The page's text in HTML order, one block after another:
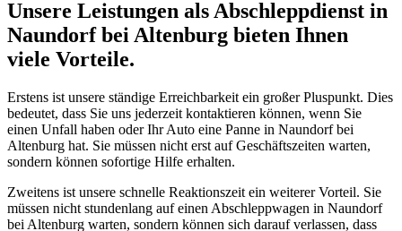
Unsere Leistungen als Abschleppdienst in
Naundorf bei Altenburg bieten Ihnen
viele Vorteile.
Erstens ist unsere ständige Erreichbarkeit ein großer Pluspunkt. Dies
bedeutet, dass Sie uns jederzeit kontaktieren können, wenn Sie
einen Unfall haben oder Ihr Auto eine Panne in Naundorf bei
Altenburg hat. Sie müssen nicht erst auf Geschäftszeiten warten,
sondern können sofortige Hilfe erhalten.
Zweitens ist unsere schnelle Reaktionszeit ein weiterer Vorteil. Sie
müssen nicht stundenlang auf einen Abschleppwagen in Naundorf
bei Altenburg warten, sondern können sich darauf verlassen, dass